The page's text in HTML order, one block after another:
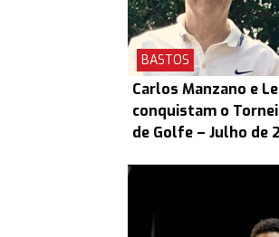
BASTOS
Carlos Manzano e
conquistam o
de Golfe – Julho de